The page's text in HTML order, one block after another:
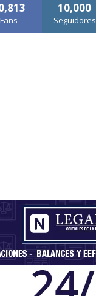
Fans
10,000
Seguidores